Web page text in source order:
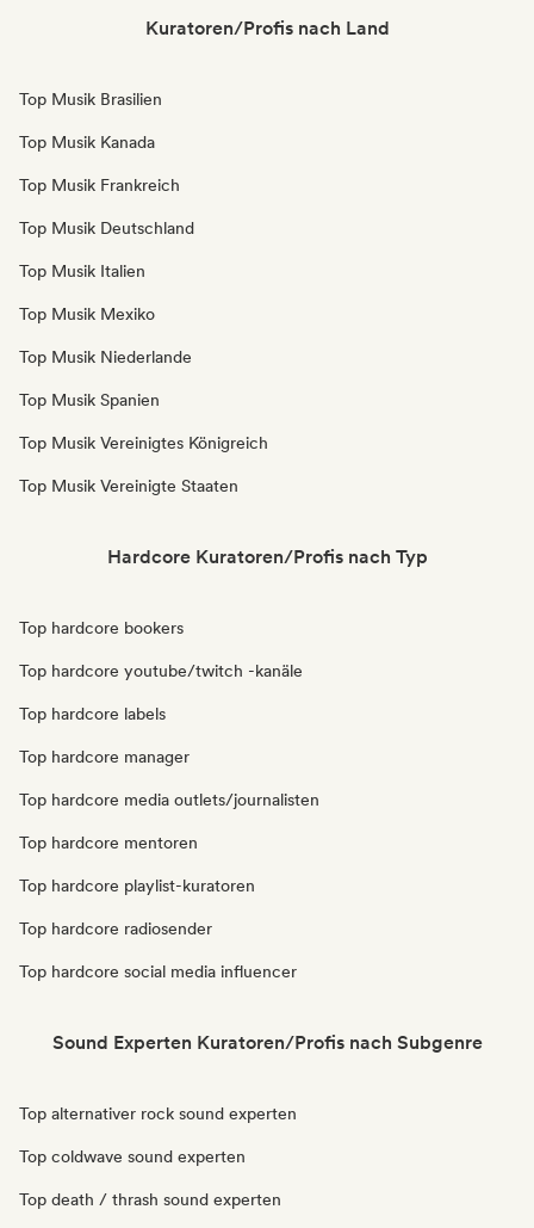
Kuratoren/Profis nach Land
Top Musik Brasilien
Top Musik Kanada
Top Musik Frankreich
Top Musik Deutschland
Top Musik Italien
Top Musik Mexiko
Top Musik Niederlande
Top Musik Spanien
Top Musik Vereinigtes Königreich
Top Musik Vereinigte Staaten
Hardcore Kuratoren/Profis nach Typ
Top hardcore bookers
Top hardcore youtube/twitch -kanäle
Top hardcore labels
Top hardcore manager
Top hardcore media outlets/journalisten
Top hardcore mentoren
Top hardcore playlist-kuratoren
Top hardcore radiosender
Top hardcore social media influencer
Sound Experten Kuratoren/Profis nach Subgenre
Top alternativer rock sound experten
Top coldwave sound experten
Top death / thrash sound experten